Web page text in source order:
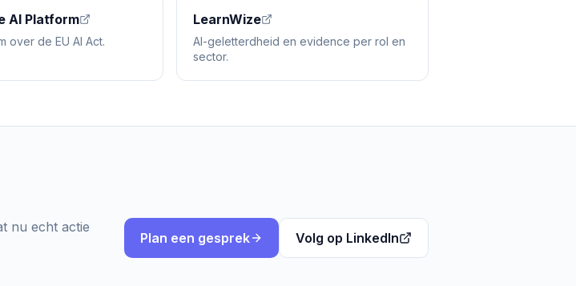
AI Platform
over de EU AI Act.
LearnWize
AI-geletterdheid en evidence per rol en
sector.
nu echt actie
Plan een gesprek Volg op LinkedIn